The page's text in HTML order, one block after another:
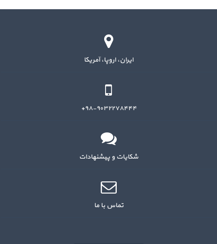
ایران، اروپا، آمریکا
۹۸-۹۰۳۲۲۷۸۴۴۴+
شکایات و پیشنهادات
تماس با ما